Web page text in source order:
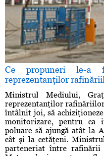
Ce propuneri le-a
reprezentanţilor
Ministrul Mediului,
reprezentanţilor
întâlnit joi, să
monitorizare, pentru ca
poluare să ajungă atât la
cât şi la cetăţeni.
parteneriat între rafinării